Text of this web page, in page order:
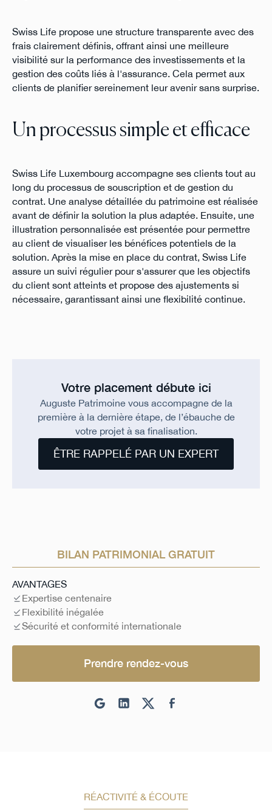
Swiss Life propose une structure transparente avec des
frais clairement définis, offrant ainsi une meilleure
visibilité sur la performance des investissements et la
gestion des coûts liés à l'assurance. Cela permet aux
clients de planifier sereinement leur avenir sans surprise.
Un processus simple et efficace
Swiss Life Luxembourg accompagne ses clients tout au
long du processus de souscription et de gestion du
contrat. Une analyse détaillée du patrimoine est réalisée
avant de définir la solution la plus adaptée. Ensuite, une
illustration personnalisée est présentée pour permettre
au client de visualiser les bénéfices potentiels de la
solution. Après la mise en place du contrat, Swiss Life
assure un suivi régulier pour s'assurer que les objectifs
du client sont atteints et propose des ajustements si
nécessaire, garantissant ainsi une flexibilité continue.
Votre placement débute ici
Auguste Patrimoine vous accompagne de la
première à la dernière étape, de l’ébauche de
votre projet à sa finalisation.
ÊTRE RAPPELÉ PAR UN EXPERT
BILAN PATRIMONIAL GRATUIT
AVANTAGES
Expertise centenaire
Flexibilité inégalée
Sécurité et conformité internationale
Prendre rendez-vous
RÉACTIVITÉ & ÉCOUTE